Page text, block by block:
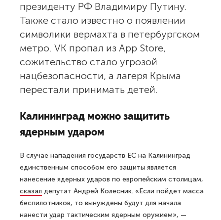
президенту РФ Владимиру Путину.
Также стало известно о появлении
символики вермахта в петербургском
метро. VK пропал из App Store,
сожительство стало угрозой
нацбезопасности, а лагеря Крыма
перестали принимать детей.
Калининград можно защитить
ядерным ударом
В случае нападения государств ЕС на Калининград
единственным способом его защиты является
нанесение ядерных ударов по европейским столицам,
сказал депутат Андрей Колесник. «Если пойдет масса
беспилотников, то вынуждены будут для начала
нанести удар тактическим ядерным оружием», —